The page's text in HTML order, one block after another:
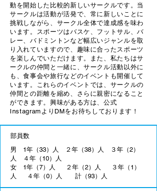
動を開始した比較的新しいサークルです。当
サークルは活動が活発で、常に新しいことに
挑戦しながら、サークル全体で達成感を味わ
います。スポーツはバスケ、フットサル、バ
レー、バドミントンなど幅広いジャンルを取
り入れていますので、趣味に合ったスポーツ
を楽しんでいただけます。また、私たちはサ
ークルの仲間と一緒に、サークル活動以外に
も、食事会や旅行などのイベントも開催して
います。これらのイベントでは、サークルの
仲間との距離を縮め、さらに親密になること
ができます。興味がある方は、公式
InstagramよりDMをお待ちしております！
部員数
男 1年（33）人 ２年（38）人 ３年（2）
人 ４年（10）人
女 1年（7）人 ２年（2）人 ３年（1）
人 ４年（0）人 計（93）人